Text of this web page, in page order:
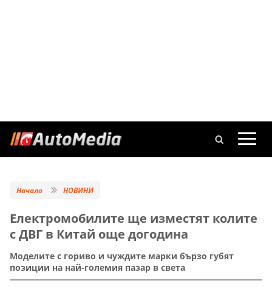
Начало НОВИНИ
Електромобилите ще изместят колите
с ДВГ в Китай още догодина
Моделите с гориво и чуждите марки бързо губят
позиции на най-големия пазар в света